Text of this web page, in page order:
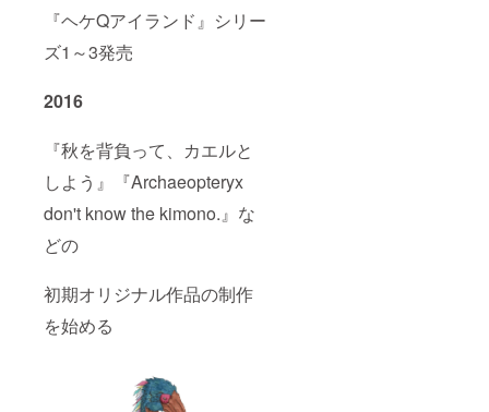
『ヘケQアイランド』シリー
ズ1～3発売
2016
『秋を背負って、カエルと
しよう』『Archaeopteryx
don't know the kimono.』な
どの
初期オリジナル作品の制作
を始める